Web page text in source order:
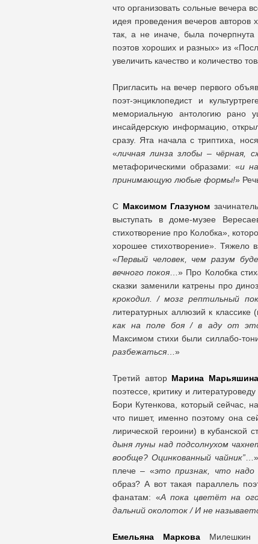
что организовать сольные вечера
идея проведения вечеров
так, а не иначе, была почерпнута
поэтов хороших и разных» из
увеличить качество и количество
Пригласить на вечер первого
поэт-энциклопедист и
мемориальную антологию рано
инсайдерскую информацию,
сразу. Ята начала с триптиха,
«личная линза злобы – чёрная,
метафорическими образами: «и
принимающую любые формы!»
С Максимом Глазуном
выступать в доме-музее
стихотворение про Колобка»,
хорошее стихотворение». Тяжело
«Первый человек, чем разум
вечного покоя …» Про Колобка
сказки заменили катрены про
крокодил. / мозг рептильный
литературных аллюзий к классике
как на поле боя / в аду от
Максимом стихи были силлабо-
разбежаться …»
Третий автор Марина Марьяшина
поэтессе, критику и
Бори Кутенкова, который сейчас,
что пишет, именно поэтому она
лирической героини) в кубанской
дыня луны над подсолнухом
вообще? Оцинкованный чайник”
плече – «это признак, что надо
образ? А вот такая параллель
фанатам: «А пока цветёт на
дальний околоток / И не
Емельяна Маркова Милешкин